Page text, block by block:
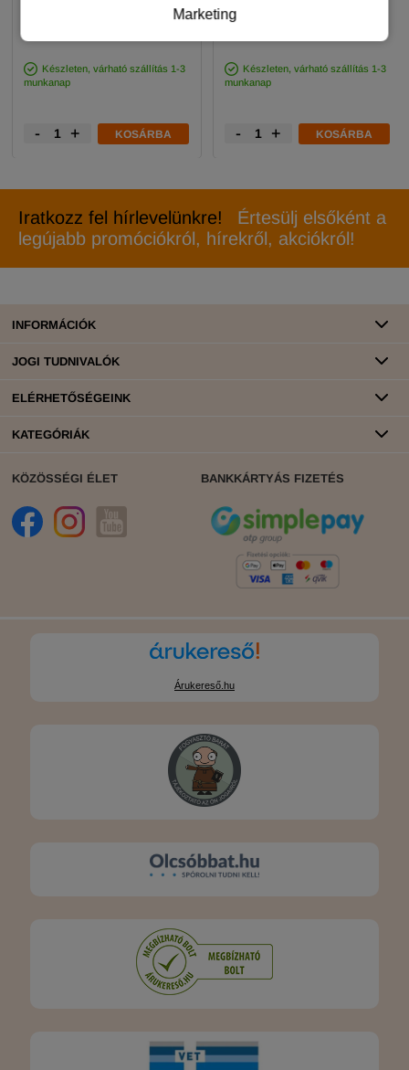
Marketing
Készleten, várható szállítás 1-3
munkanap
- + KOSÁRBA
Készleten, várható szállítás 1-3
munkanap
- + KOSÁRBA
Iratkozz fel hírlevelünkre!
Értesülj elsőként a
legújabb promóciókról, hírekről, akciókról!
INFORMÁCIÓK
JOGI TUDNIVALÓK
ELÉRHETŐSÉGEINK
KATEGÓRIÁK
KÖZÖSSÉGI ÉLET BANKKÁRTYÁS FIZETÉS
Árukereső.hu